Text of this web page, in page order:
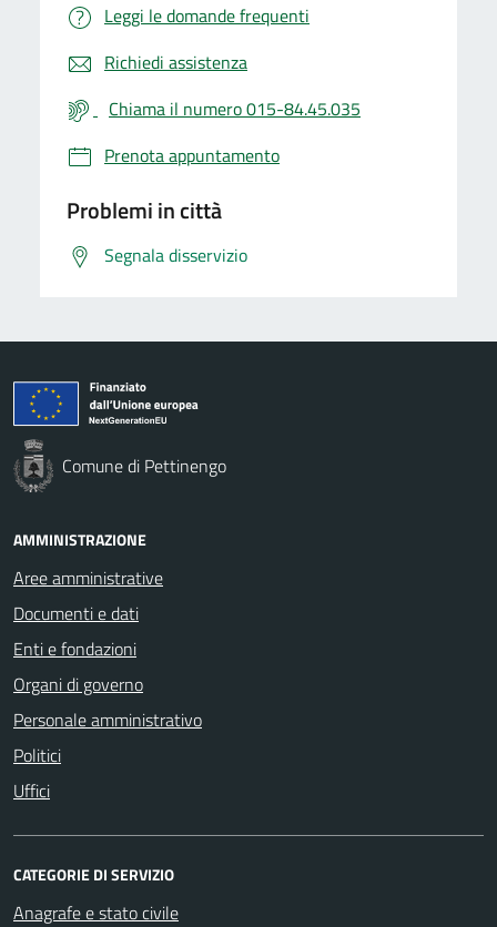
Leggi le domande frequenti
Richiedi assistenza
Chiama il numero 015-84.45.035
Prenota appuntamento
Problemi in città
Segnala disservizio
Comune di Pettinengo
AMMINISTRAZIONE
Aree amministrative
Documenti e dati
Enti e fondazioni
Organi di governo
Personale amministrativo
Politici
Uffici
CATEGORIE DI SERVIZIO
Anagrafe e stato civile